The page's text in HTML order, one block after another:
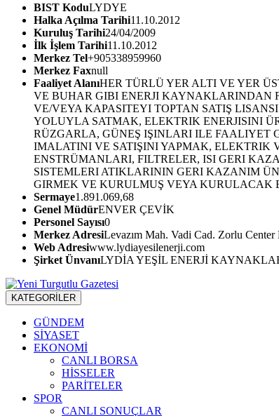
BIST KoduLYDYE
Halka Açılma Tarihi11.10.2012
Kuruluş Tarihi24/04/2009
İlk İşlem Tarihi11.10.2012
Merkez Tel+905338959960
Merkez Faxnull
Faaliyet AlanıHER TÜRLÜ YER ALTI VE YER
VE BUHAR GIBI ENERJI KAYNAKLARINDAN
VE/VEYA KAPASITEYI TOPTAN SATIŞ
YOLUYLA SATMAK, ELEKTRIK ENERJISINI
RÜZGARLA, GÜNEŞ IŞINLARI ILE FAALIYET
IMALATINI VE SATIŞINI YAPMAK, ELEKTRIK
ENSTRÜMANLARI, FILTRELER, ISI GERI
SISTEMLERI ATIKLARININ GERI KAZANIM
GIRMEK VE KURULMUŞ VEYA KURULACAK
Sermaye1.891.069,68
Genel MüdürENVER ÇEVİK
Personel Sayısı0
Merkez AdresiLevazım Mah. Vadi Cad. Zorlu
Web Adresiwww.lydiayesilenerji.com
Şirket ÜnvanıLYDİA YEŞİL ENERJİ
KATEGORİLER
GÜNDEM
SİYASET
EKONOMİ
CANLI BORSA
HİSSELER
PARİTELER
SPOR
CANLI SONUÇLAR